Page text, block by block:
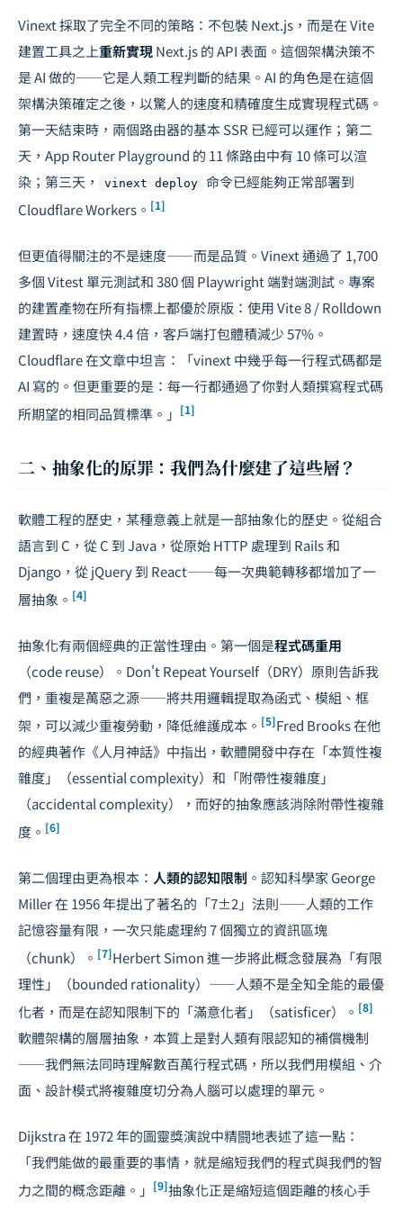
Vinext 採取了完全不同的策略：不包裝 Next.js，而是在 Vite
建置工具之上重新實現Next.js 的 API 表面。這個架構決策不
是 AI 做的——它是人類工程判斷的結果。AI 的角色是在這個
架構決策確定之後，以驚人的速度和精確度生成實現程式碼。
第一天結束時，兩個路由器的基本 SSR 已經可以運作；第二
天，App Router Playground 的 11 條路由中有 10 條可以渲
染；第三天，
vinext deploy 命令已經能夠正常部署到
Cloudflare Workers。 [1]
但更值得關注的不是速度——而是品質。Vinext 通過了 1,700
多個 Vitest 單元測試和 380 個 Playwright 端對端測試。專案
的建置產物在所有指標上都優於原版：使用 Vite 8 / Rolldown
建置時，速度快 4.4 倍，客戶端打包體積減少 57%。
Cloudflare 在文章中坦言：「vinext 中幾乎每一行程式碼都是
AI 寫的。但更重要的是：每一行都通過了你對人類撰寫程式碼
所期望的相同品質標準。」 [1]
二、抽象化的原罪：我們為什麼建了這些層？
軟體工程的歷史，某種意義上就是一部抽象化的歷史。從組合
語言到 C，從 C 到 Java，從原始 HTTP 處理到 Rails 和
Django，從 jQuery 到 React——每一次典範轉移都增加了一
層抽象。 [4]
抽象化有兩個經典的正當性理由。第一個是程式碼重用
（code reuse）。Don't Repeat Yourself（DRY）原則告訴我
們，重複是萬惡之源——將共用邏輯提取為函式、模組、框
架，可以減少重複勞動，降低維護成本。 [5]Fred Brooks 在他
的經典著作《人月神話》中指出，軟體開發中存在「本質性複
雜度」（essential complexity）和「附帶性複雜度」
（accidental complexity），而好的抽象應該消除附帶性複雜
度。 [6]
第二個理由更為根本： 人類的認知限制 。認知科學家 George
Miller 在 1956 年提出了著名的「7±2」法則——人類的工作
記憶容量有限，一次只能處理約 7 個獨立的資訊區塊
（chunk）。 [7]Herbert Simon 進一步將此概念發展為「有限
理性」（bounded rationality）——人類不是全知全能的最優
化者，而是在認知限制下的「滿意化者」（satisficer）。 [8]
軟體架構的層層抽象，本質上是對人類有限認知的補償機制
——我們無法同時理解數百萬行程式碼，所以我們用模組、介
面、設計模式將複雜度切分為人腦可以處理的單元。
Dijkstra 在 1972 年的圖靈獎演說中精闘地表述了這一點：
「我們能做的最重要的事情，就是縮短我們的程式與我們的智
力之間的概念距離。」 [9]抽象化正是縮短這個距離的核心手